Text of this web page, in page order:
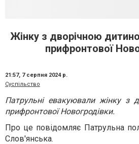
Жінку з дворічною
прифронтової
21:57, 7 серпня 2024 р.
Суспільство
Патрульні евакуювали жінку з
прифронтової Новогродівки.
Про це повідомляє Патрульна
Слов'янська.